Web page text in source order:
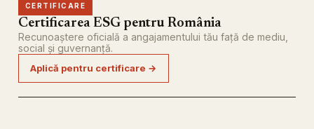
CERTIFICARE
Certificarea ESG pentru România
Recunoaștere oficială a angajamentului tău față de mediu,
social și guvernanță.
Aplică pentru certificare →